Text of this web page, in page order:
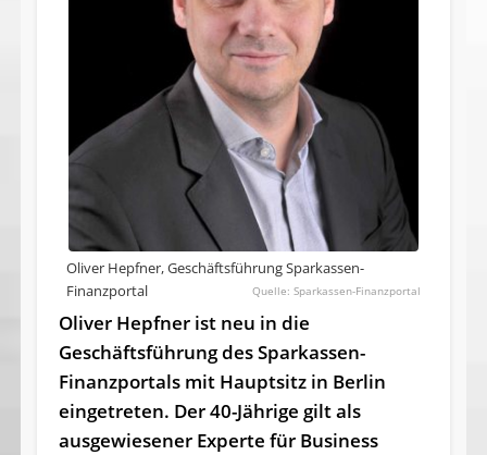
Oliver Hepfner, Geschäftsführung Sparkassen-
Finanzportal
Sparkassen-Finanzportal
Oliver Hepfner ist neu in die
Geschäftsführung des Sparkassen-
Finanzportals mit Hauptsitz in Berlin
eingetreten. Der 40-Jährige gilt als
ausgewiesener Ex­perte für Business